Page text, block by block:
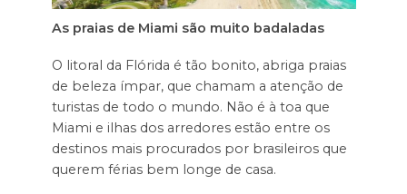
As praias de Miami são muito badaladas
O litoral da Flórida é tão bonito, abriga praias
de beleza ímpar, que chamam a atenção de
turistas de todo o mundo. Não é à toa que
Miami e ilhas dos arredores estão entre os
destinos mais procurados por brasileiros que
querem férias bem longe de casa.